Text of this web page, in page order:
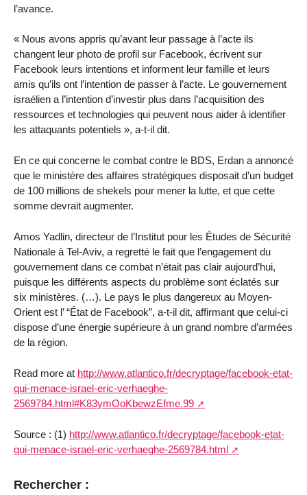
l’avance.
« Nous avons appris qu’avant leur passage à l’acte ils
changent leur photo de profil sur Facebook, écrivent sur
Facebook leurs intentions et informent leur famille et leurs
amis qu’ils ont l’intention de passer à l’acte. Le gouvernement
israélien a l’intention d’investir plus dans l’acquisition des
ressources et technologies qui peuvent nous aider à identifier
les attaquants potentiels », a-t-il dit.
En ce qui concerne le combat contre le BDS, Erdan a annoncé
que le ministère des affaires stratégiques disposait d’un budget
de 100 millions de shekels pour mener la lutte, et que cette
somme devrait augmenter.
Amos Yadlin, directeur de l’Institut pour les Études de Sécurité
Nationale à Tel-Aviv, a regretté le fait que l’engagement du
gouvernement dans ce combat n’était pas clair aujourd’hui,
puisque les différents aspects du problème sont éclatés sur
six ministères. (…). Le pays le plus dangereux au Moyen-
Orient est l’ “État de Facebook”, a-t-il dit, affirmant que celui-ci
dispose d’une énergie supérieure à un grand nombre d’armées
de la région.
Read more at http://www.atlantico.fr/decryptage/facebook-etat-
qui-menace-israel-eric-verhaeghe-
2569784.html#K83ymOoKbewzEfme.99
Source : (1) http://www.atlantico.fr/decryptage/facebook-etat-
qui-menace-israel-eric-verhaeghe-2569784.html
Rechercher :